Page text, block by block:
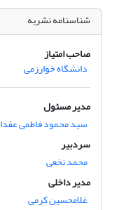
شناسنامه نشریه
صاحب امتیاز
دانشگاه خوارزمی
مدیر مسئول
سید محمود فاطمی عقدا
سردبیر
محمد نخعی
مدیر داخلی
غلامحسین کرمی